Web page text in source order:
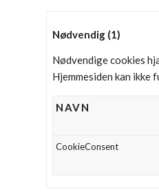
Nødvendig (1)
Nødvendige cookies
Hjemmesiden kan ikke
NAVN
CookieConsent